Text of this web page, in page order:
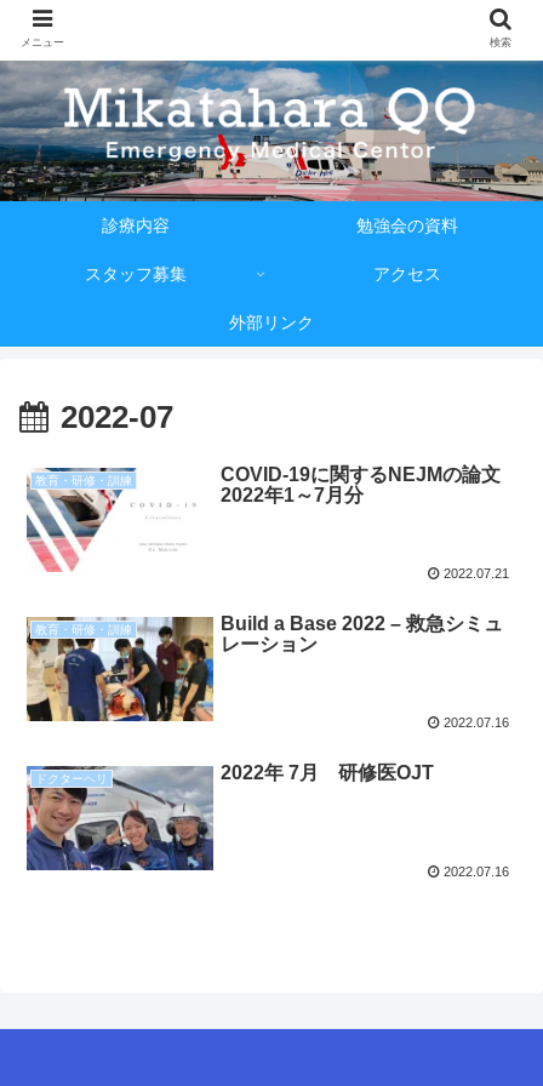
診療内容 勉強会の資料
スタッフ募集 アクセス
外部リンク
2022-07
教育・研修・訓練
COVID-19に関するNEJMの論文
2022年1～7月分
2022.07.21
教育・研修・訓練
Build a Base 2022 – 救急シミュ
レーション
2022.07.16
ドクターヘリ 2022年 7月 研修医OJT
2022.07.16
メニュー 検索